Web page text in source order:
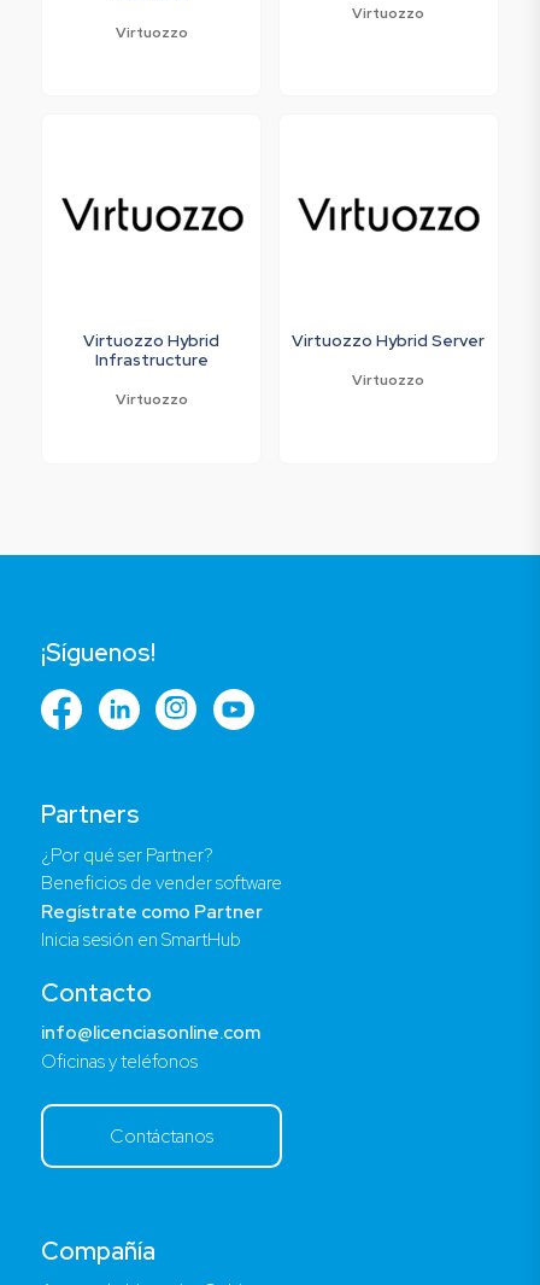
Virtuozzo
Virtuozzo
Virtuozzo Hybrid
Infrastructure
Virtuozzo
Virtuozzo Hybrid Server
Virtuozzo
Compañía
Partners
¿Por qué ser Partner?
Beneficios de vender software
Regístrate como Partner
Inicia sesión en SmartHub
Contacto
info@licenciasonline.com
Oficinas y teléfonos
Contáctanos
¡Síguenos!